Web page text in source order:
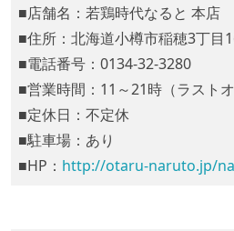
■店舗名：若鶏時代なると 本店
■住所：北海道小樽市稲穂3丁目
■電話番号：0134-32-3280
■営業時間：11～21時（ラスト
■定休日：不定休
■駐車場：あり
■HP： http://otaru-naruto.jp/